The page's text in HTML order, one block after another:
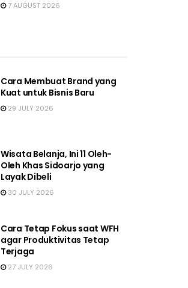
7 AUGUST 2026
Cara Membuat Brand yang
Kuat untuk Bisnis Baru
29 JULY 2026
Wisata Belanja, Ini 11 Oleh-
Oleh Khas Sidoarjo yang
Layak Dibeli
30 JULY 2026
Cara Tetap Fokus saat WFH
agar Produktivitas Tetap
Terjaga
27 JULY 2026